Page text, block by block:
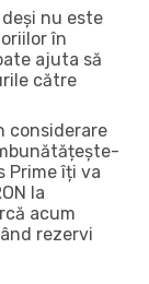
deși nu este
în
ajuta să
către
considerare
Prime îți va
la
acum
rezervi